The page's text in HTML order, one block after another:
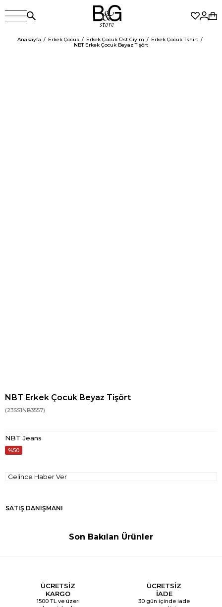
Anasayfa Erkek Çocuk Erkek Çocuk Üst Giyim
Erkek Çocuk Tshirt
NBT Erkek Çocuk Beyaz Tişört
NBT Erkek Çocuk Beyaz Tişört
(23SS1NB3557)
NBT Jeans
50
Gelince Haber Ver
SATIŞ DANIŞMANI
Son Bakılan Ürünler
ÜCRETSİZ
KARGO
1500 TL ve üzeri
ÜCRETSİZ
İADE
30 gün içinde iade